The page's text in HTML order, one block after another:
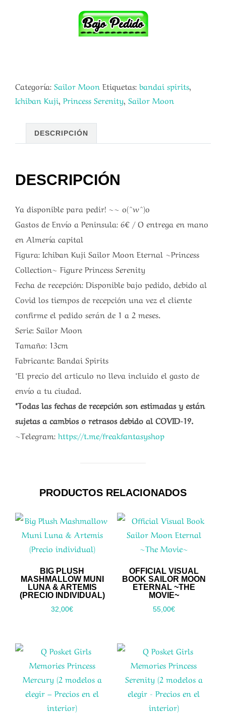
Categoría: Sailor Moon Etiquetas: bandai spirits,
Ichiban Kuji, Princess Serenity, Sailor Moon
DESCRIPCIÓN
DESCRIPCIÓN
Ya disponible para pedir! ~~ o(^w^)o
Gastos de Envío a Peninsula: 6€ / O entrega en mano
en Almería capital
Figura: Ichiban Kuji Sailor Moon Eternal ~Princess
Collection~ Figure Princess Serenity
Fecha de recepción: Disponible bajo pedido, debido al
Covid los tiempos de recepción una vez el cliente
confirme el pedido serán de 1 a 2 meses.
Serie: Sailor Moon
Tamaño: 13cm
Fabricante: Bandai Spirits
*El precio del articulo no lleva incluido el gasto de
envío a tu ciudad.
*Todas las fechas de recepción son estimadas y están
sujetas a cambios o retrasos debido al COVID-19.
~Telegram: https://t.me/freakfantasyshop
PRODUCTOS RELACIONADOS
BIG PLUSH
MASHMALLOW MUNI
LUNA & ARTEMIS
(PRECIO INDIVIDUAL)
32,00€
OFFICIAL VISUAL
BOOK SAILOR MOON
ETERNAL ~THE
MOVIE~
55,00€